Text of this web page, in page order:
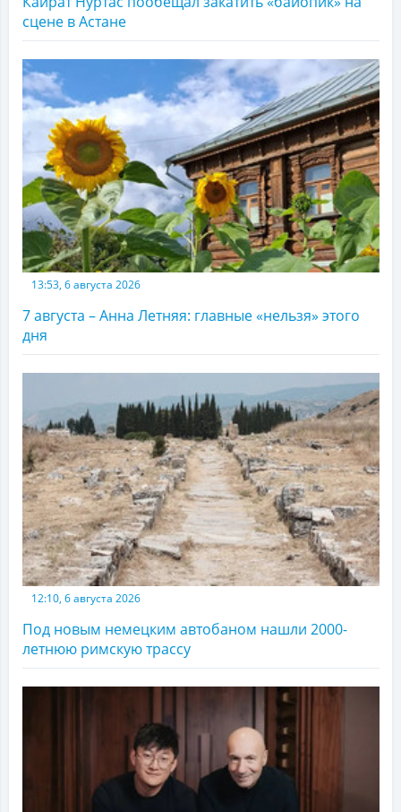
сцене в Астане
13:53, 6 августа 2026
7 августа – Анна Летняя: главные «нельзя» этого
дня
12:10, 6 августа 2026
Под новым немецким автобаном нашли 2000-
летнюю римскую трассу